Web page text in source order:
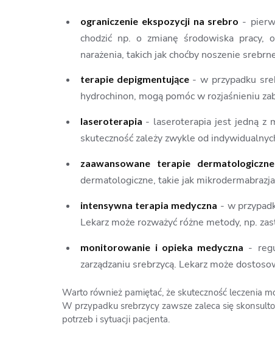
ograniczenie ekspozycji na srebro -
chodzić np. o zmianę środowiska pracy,
narażenia, takich jak choćby noszenie
terapie depigmentujące - w przypadku
hydrochinon, mogą pomóc w rozjaśnieniu
laseroterapia - laseroterapia jest jedną z
skuteczność zależy zwykle od
zaawansowane terapie dermatologiczne
dermatologiczne, takie jak
intensywna terapia medyczna - w
Lekarz może rozważyć różne metody, np.
monitorowanie i opieka medyczna -
zarządzaniu srebrzycą. Lekarz może
Warto również pamiętać, że skuteczność leczenia
W przypadku srebrzycy zawsze zaleca się
potrzeb i sytuacji pacjenta.